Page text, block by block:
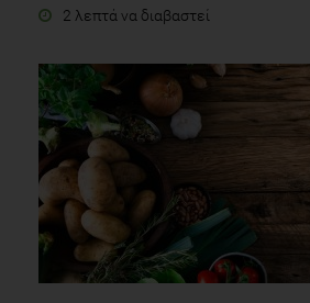
2 λεπτά να διαβαστεί